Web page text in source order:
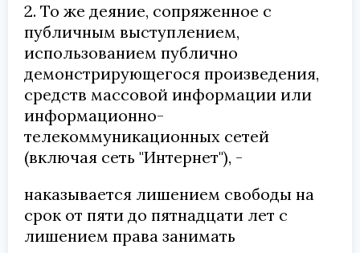
2. То же деяние, сопряженное с
публичным выступлением,
использованием публично
демонстрирующегося произведения,
средств массовой информации или
информационно-
телекоммуникационных сетей
(включая сеть "Интернет"), -
наказывается лишением свободы на
срок от пяти до пятнадцати лет с
лишением права занимать